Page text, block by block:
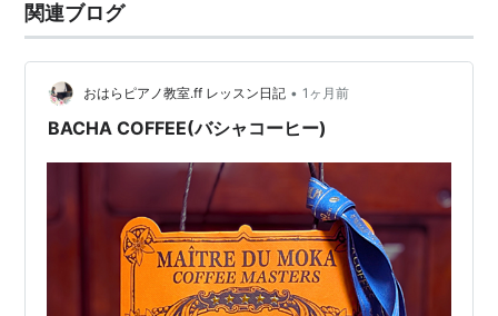
関連ブログ
おはらピアノ教室.ff レッスン日記 • 1ヶ月前
BACHA COFFEE(バシャコーヒー)